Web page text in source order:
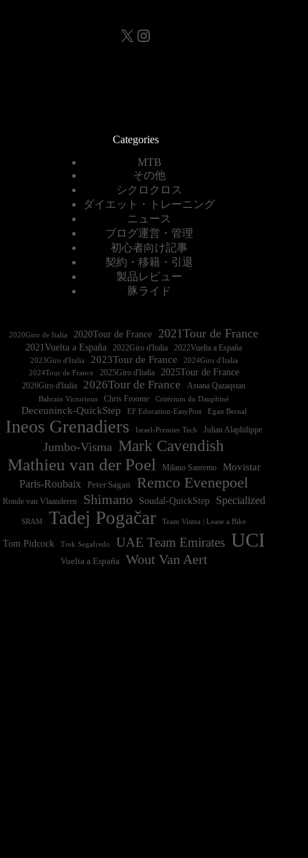
X Instagram
Categories
MTB
その他
シクロクロス
ダイエット・トレーニング
ニュース
ブログ運営・管理
初心者向け記事
契約・移籍・引退
製品レビュー
豚ライド
2020Giro de Italia 2020Tour de France 2021Tour de France
2021Vuelta a España 2022Vuelta a España
2023Giro d'Italia 2023Tour de France
2024Tour de France
2025Giro d'Italia 2025Tour de France
2026Giro d'Italia 2026Tour de France Astana Qazaqstan
Bahrain Victorious Chris Froome Critérium du Dauphiné
Deceuninck-QuickStep EF Education-EasyPost Egan Bernal
Ineos Grenadiers Israel-Premier Tech Julian Alaphilippe
Jumbo-Visma Mark Cavendish
Mathieu van der Poel Milano Sanremo
Movistar
Paris-Roubaix
Peter Sagan Remco Evenepoel
Ronde van Vlaanderen Shimano Soudal-QuickStep Specialized
SRAM Tadej Pogačar Team Visma | Lease a Bike
Tom Pidcock Trek Segafredo UAE Team Emirates UCI
Vuelta a España Wout Van Aert